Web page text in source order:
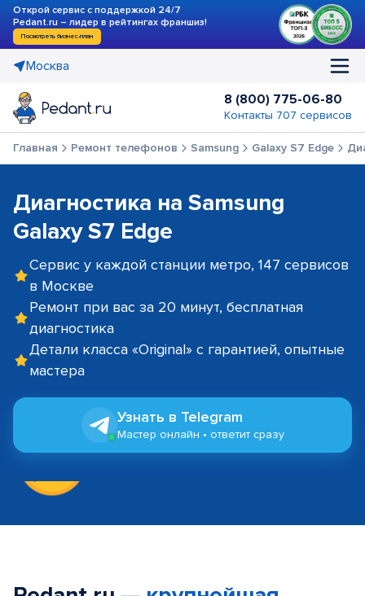
Открой сервис с поддержкой 24/7
Pedant.ru – лидер в рейтингах франшиз!
Посмотреть бизнес-план
Москва
8 (800) 775-06-80
Контакты 707 сервисов
Главная Ремонт телефонов Samsung Galaxy S7 Edge
Диагностика на Samsung
Galaxy S7 Edge
Сервис у каждой станции метро, 147 сервисов
в Москве
Ремонт при вас за 20 минут, бесплатная
диагностика
Детали класса «Original» с гарантией, опытные
мастера
Узнать в Telegram
Мастер онлайн • ответит сразу